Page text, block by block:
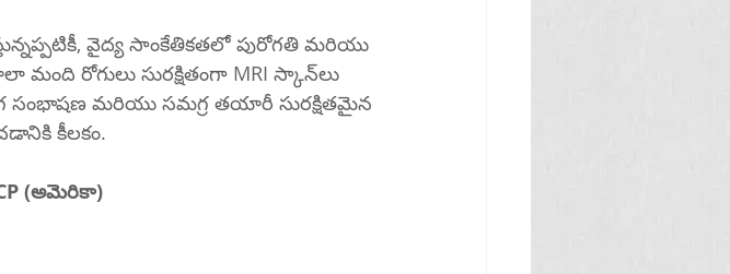
మరియు సమగ్ర తయారీ సురక్షితమైన
కీలకం.
(అమెరికా)